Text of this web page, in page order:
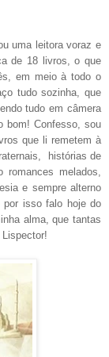
uma leitora voraz e
de 18 livros, o que
em meio à todo o
tudo sozinha, que
tudo em câmera
bom! Confesso, sou
que li remetem à
histórias de
melados,
e sempre alterno
por isso falo hoje do
alma, que tantas